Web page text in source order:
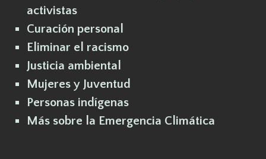
activistas
Curación personal
Eliminar el racismo
Justicia ambiental
Mujeres y Juventud
Personas indígenas
Más sobre la Emergencia Climática